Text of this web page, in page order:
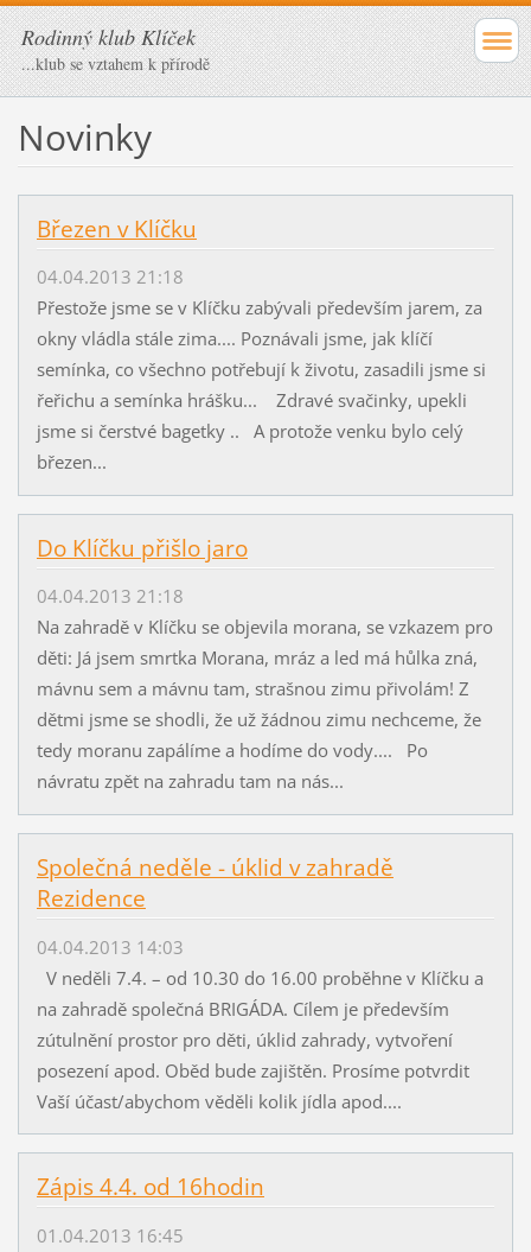
Rodinný klub Klíček
...klub se vztahem k přírodě
Novinky
Březen v Klíčku
04.04.2013 21:18
Přestože jsme se v Klíčku zabývali především jarem, za
okny vládla stále zima.... Poznávali jsme, jak klíčí
semínka, co všechno potřebují k životu, zasadili jsme si
řeřichu a semínka hrášku... Zdravé svačinky, upekli
jsme si čerstvé bagetky .. A protože venku bylo celý
březen...
Do Klíčku přišlo jaro
04.04.2013 21:18
Na zahradě v Klíčku se objevila morana, se vzkazem pro
děti: Já jsem smrtka Morana, mráz a led má hůlka zná,
mávnu sem a mávnu tam, strašnou zimu přivolám! Z
dětmi jsme se shodli, že už žádnou zimu nechceme, že
tedy moranu zapálíme a hodíme do vody.... Po
návratu zpět na zahradu tam na nás...
Společná neděle - úklid v zahradě
Rezidence
04.04.2013 14:03
V neděli 7.4. – od 10.30 do 16.00 proběhne v Klíčku a
na zahradě společná BRIGÁDA. Cílem je především
zútulnění prostor pro děti, úklid zahrady, vytvoření
posezení apod. Oběd bude zajištěn. Prosíme potvrdit
Vaší účast/abychom věděli kolik jídla apod....
Zápis 4.4. od 16hodin
01.04.2013 16:45